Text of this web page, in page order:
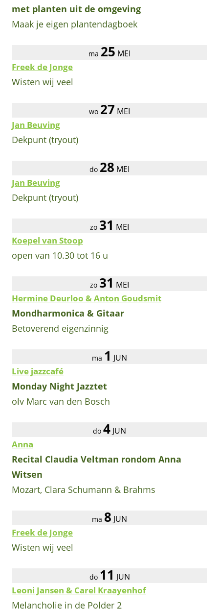
met planten uit de omgeving
Maak je eigen plantendagboek
ma 25 MEI
Freek de Jonge
Wisten wij veel
wo 27 MEI
Jan Beuving
Dekpunt (tryout)
do 28 MEI
Jan Beuving
Dekpunt (tryout)
zo 31 MEI
Koepel van Stoop
open van 10.30 tot 16 u
zo 31 MEI
Hermine Deurloo & Anton Goudsmit
Mondharmonica & Gitaar
Betoverend eigenzinnig
ma 1 JUN
Live jazzcafé
Monday Night Jazztet
olv Marc van den Bosch
do 4 JUN
Anna
Recital Claudia Veltman rondom Anna
Witsen
Mozart, Clara Schumann & Brahms
ma 8 JUN
Freek de Jonge
Wisten wij veel
do 11 JUN
Leoni Jansen & Carel Kraayenhof
Melancholie in de Polder 2